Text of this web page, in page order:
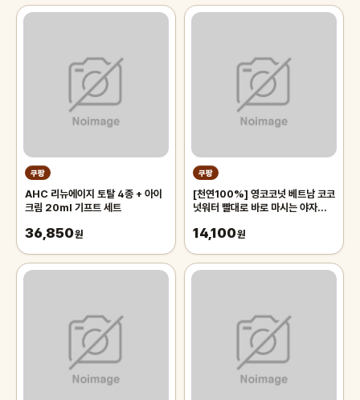
쿠팡
AHC 리뉴에이지 토탈 4종 + 아이
크림 20ml 기프트 세트
36,850원
쿠팡
[천연100%] 영코코넛 베트남 코코
넛워터 빨대로 바로 마시는 야자열매
(2과입)
14,100원